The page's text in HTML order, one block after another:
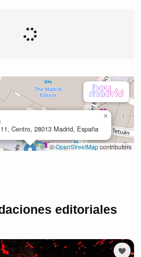
editoriales